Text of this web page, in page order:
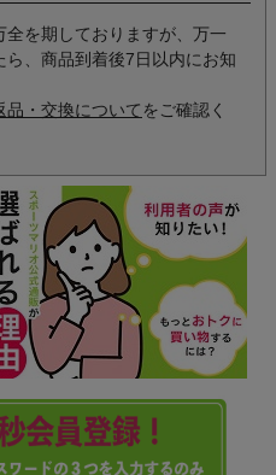
を期しておりますが、万一
、商品到着後7日以内にお知
品・交換について をご確認く